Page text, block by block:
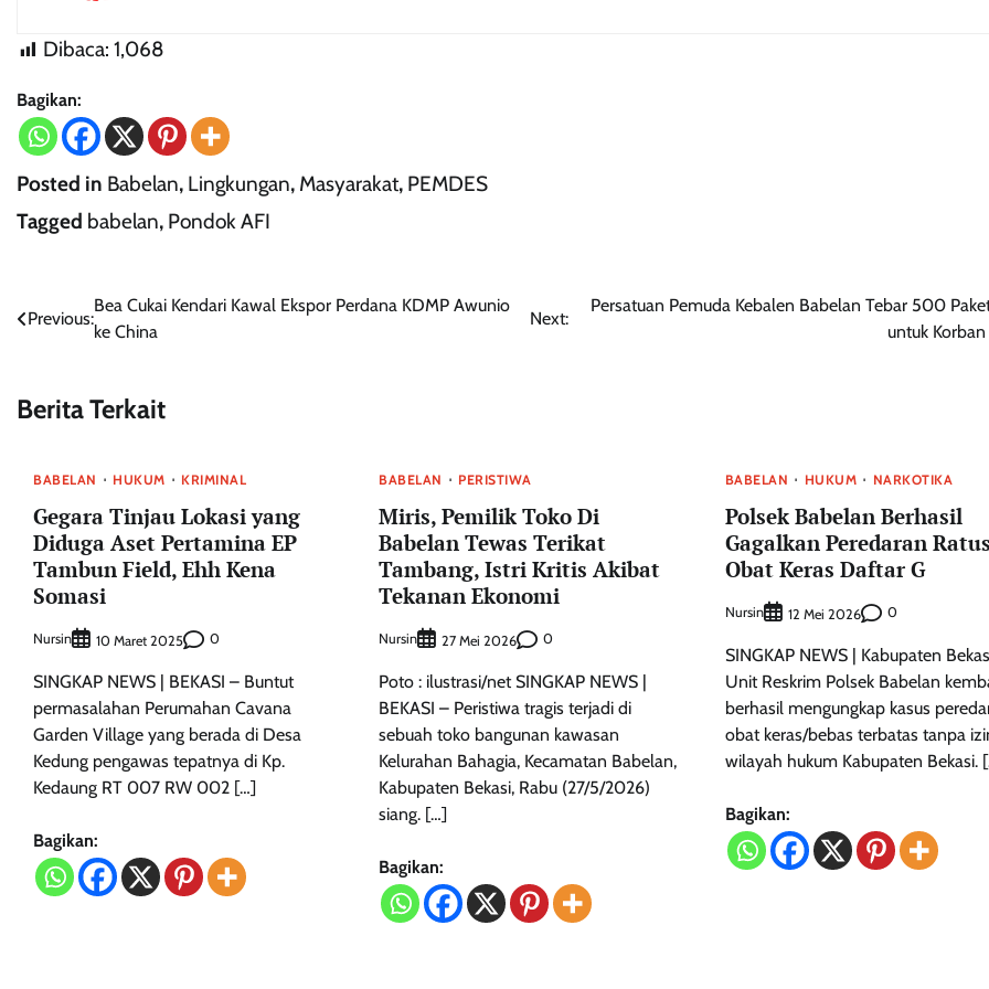
Dibaca: 1,068
Bagikan:
Posted in Babelan, Lingkungan, Masyarakat, PEMDES
Tagged babelan, Pondok AFI
Navigasi
Previous:
Bea Cukai Kendari Kawal Ekspor Perdana KDMP Awunio
ke China
Next:
Persatuan Pemuda Kebalen Babelan Tebar 500
untuk
Berita Terkait
BABELAN HUKUM KRIMINAL
Gegara Tinjau Lokasi yang
Diduga Aset Pertamina EP
Tambun Field, Ehh Kena
Somasi
Nursin 10 Maret 2025 0
SINGKAP NEWS | BEKASI – Buntut
permasalahan Perumahan Cavana
Garden Village yang berada di Desa
Kedung pengawas tepatnya di Kp.
Kedaung RT 007 RW 002 […]
Bagikan:
BABELAN PERISTIWA
Miris, Pemilik Toko Di
Babelan Tewas Terikat
Tambang, Istri Kritis Akibat
Tekanan Ekonomi
Nursin 27 Mei 2026 0
Poto : ilustrasi/net SINGKAP NEWS |
BEKASI – Peristiwa tragis terjadi di
sebuah toko bangunan kawasan
Kelurahan Bahagia, Kecamatan Babelan,
Kabupaten Bekasi, Rabu (27/5/2026)
siang. […]
Bagikan:
BABELAN HUKUM NARKOTIKA
Polsek Babelan Berhasil
Gagalkan Peredaran
Obat Keras Daftar G
Nursin 12 Mei 2026 0
SINGKAP NEWS | Kabupaten
Unit Reskrim Polsek Babelan
berhasil mengungkap kasus
obat keras/bebas terbatas tanpa
wilayah hukum Kabupaten Bekasi.
Bagikan: